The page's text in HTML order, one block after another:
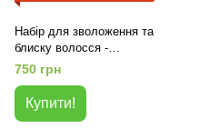
Набір для зволоження та
блиску волосся -
КОРОЛІВСЬКИЙ КОКОС
750 грн
Купити!